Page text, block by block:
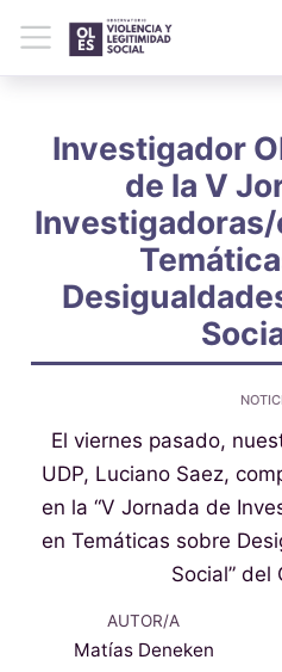
Investigador
de la V
El viernes pasado,
UDP, Luciano Saez,
en la “V Jornada de
en Temáticas sobre
Social” del
AUTOR/A
Matías Deneken